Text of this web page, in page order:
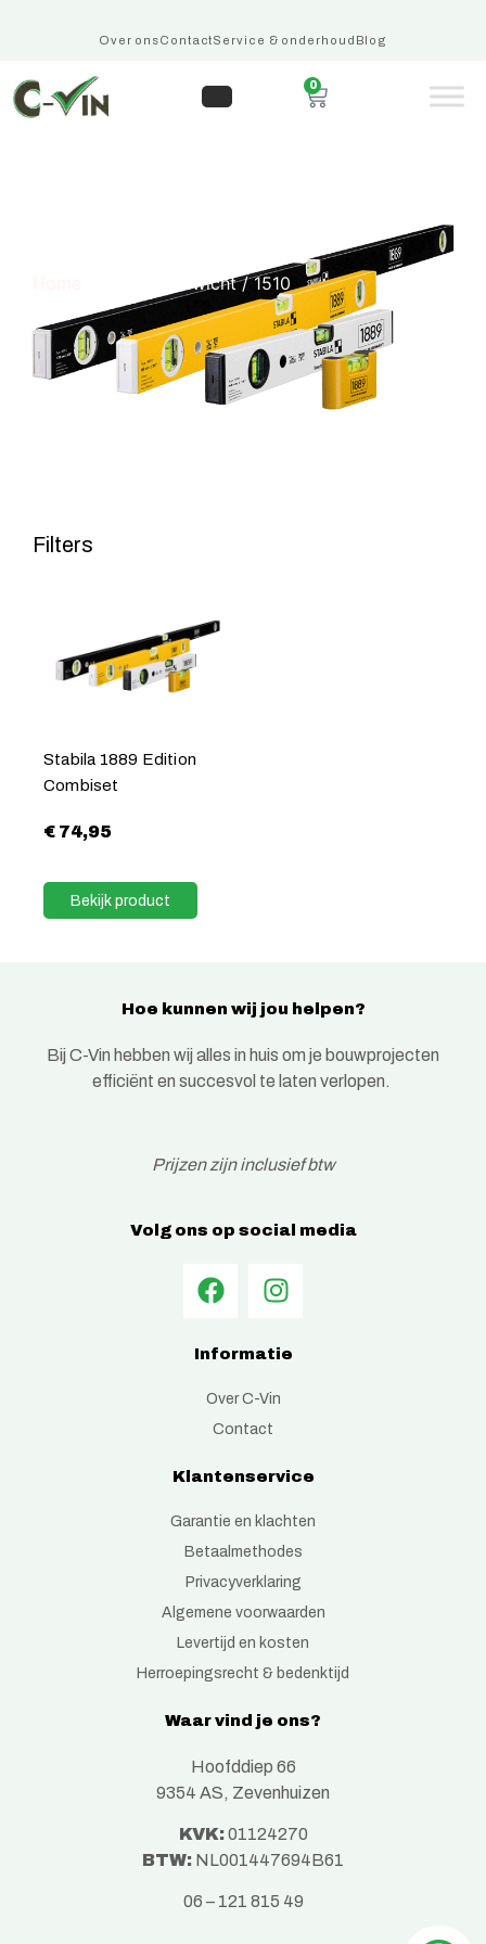
Over onsContactService & onderhoudBlog
0
/ Product Gewicht / 1510
Filters
Stabila 1889 Edition
Combiset
€74,95
Bekijk product
Hoe kunnen wij jou helpen?
Bij C-Vin hebben wij alles in huis om je bouwprojecten
efficiënt en succesvol te laten verlopen.
Prijzen zijn inclusief btw
Volg ons op social media
Informatie
Over C-Vin
Contact
Klantenservice
Garantie en klachten
Betaalmethodes
Privacyverklaring
Algemene voorwaarden
Levertijd en kosten
Herroepingsrecht & bedenktijd
Waar vind je ons?
Hoofddiep 66
9354 AS, Zevenhuizen
KVK:01124270
BTW:NL001447694B61
06 – 121 815 49